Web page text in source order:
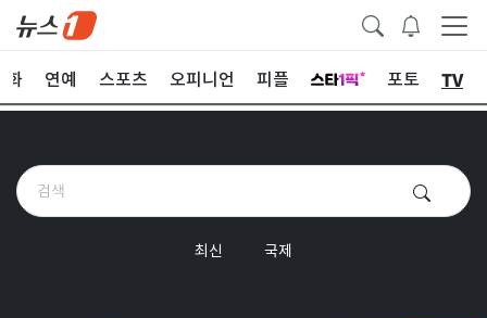
화 연예 스포츠 오피니언 피플 포토 TV
최신 국제